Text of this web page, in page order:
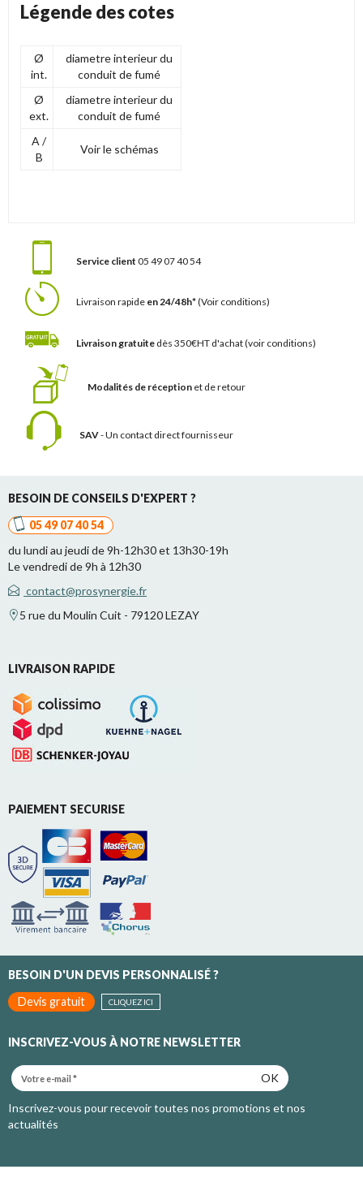
Légende des cotes
Ø
int.
diametre interieur du
conduit de fumé
Ø
ext.
diametre interieur du
conduit de fumé
A /
B
Voir le schémas
Service client 05 49 07 40 54
Livraison rapide en 24/48h*(Voir conditions)
Livraison gratuite dès 350€HT d'achat(voir conditions)
Modalités de réception et de retour
SAV- Un contact direct fournisseur
BESOIN DE CONSEILS D'EXPERT ?
05 49 07 40 54
du lundi au jeudi de 9h-12h30 et 13h30-19h
Le vendredi de 9h à 12h30
contact@prosynergie.fr
5 rue du Moulin Cuit - 79120 LEZAY
LIVRAISON RAPIDE
PAIEMENT SECURISE
BESOIN D'UN DEVIS PERSONNALISÉ ?
Devis gratuit
CLIQUEZ ICI
INSCRIVEZ-VOUS À NOTRE NEWSLETTER
OK
Inscrivez-vous pour recevoir toutes nos promotions et nos
actualités